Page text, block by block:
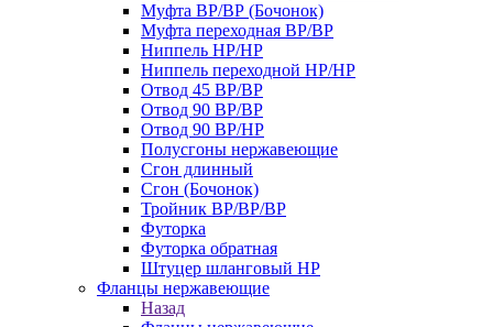
Муфта ВР/ВР (Бочонок)
Муфта переходная ВР/ВР
Ниппель НР/НР
Ниппель переходной НР/НР
Отвод 45 ВР/ВР
Отвод 90 ВР/ВР
Отвод 90 ВР/НР
Полусгоны нержавеющие
Сгон длинный
Сгон (Бочонок)
Тройник ВР/ВР/ВР
Футорка
Футорка обратная
Штуцер шланговый НР
Фланцы нержавеющие
Назад